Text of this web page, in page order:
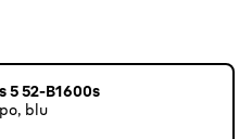
5 52-B1600s
blu